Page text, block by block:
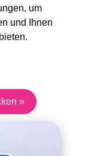
um
und Ihnen
»